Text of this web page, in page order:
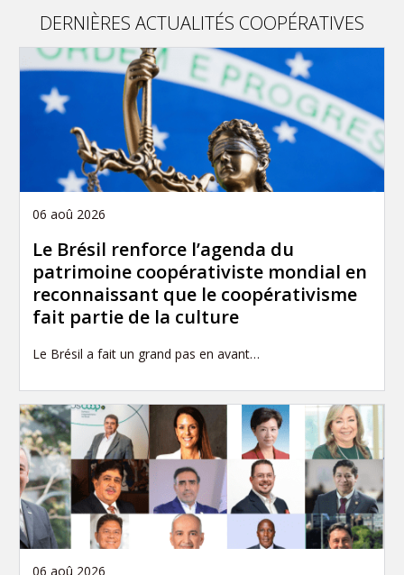
DERNIÈRES ACTUALITÉS COOPÉRATIVES
06 aoû 2026
Le Brésil renforce l’agenda du
patrimoine coopérativiste mondial en
reconnaissant que le coopérativisme
fait partie de la culture
Le Brésil a fait un grand pas en avant…
06 aoû 2026